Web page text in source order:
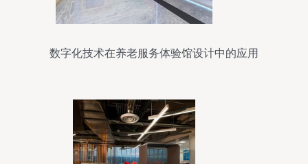
数字化技术在养老服务体验馆设计中的应用